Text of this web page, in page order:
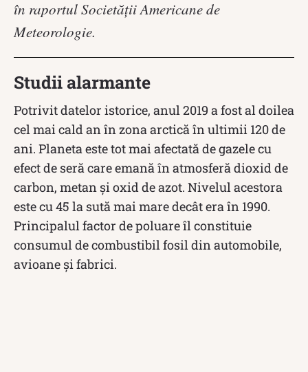
în raportul Societății Americane de
Meteorologie.
Studii alarmante
Potrivit datelor istorice, anul 2019 a fost al doilea
cel mai cald an în zona arctică în ultimii 120 de
ani. Planeta este tot mai afectată de gazele cu
efect de seră care emană în atmosferă dioxid de
carbon, metan și oxid de azot. Nivelul acestora
este cu 45 la sută mai mare decât era în 1990.
Principalul factor de poluare îl constituie
consumul de combustibil fosil din automobile,
avioane și fabrici.